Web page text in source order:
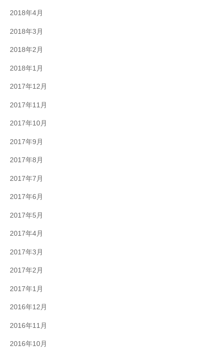
2018年4月
2018年3月
2018年2月
2018年1月
2017年12月
2017年11月
2017年10月
2017年9月
2017年8月
2017年7月
2017年6月
2017年5月
2017年4月
2017年3月
2017年2月
2017年1月
2016年12月
2016年11月
2016年10月